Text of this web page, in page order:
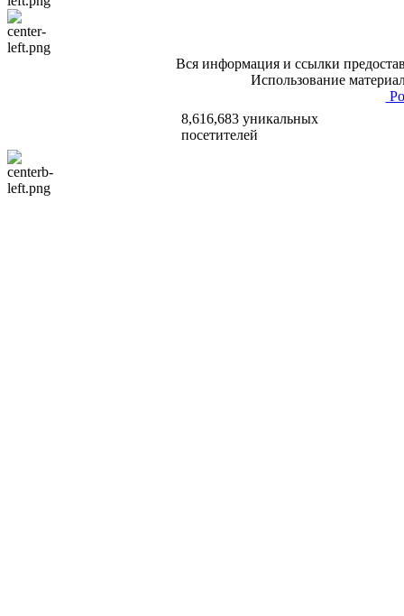
Вся информация и ссылки
Использование
8,616,683 уникальных
посетителей